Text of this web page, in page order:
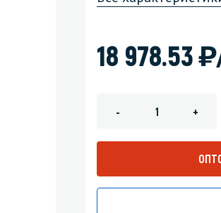
Личная гигиена
18 978.53)
- +